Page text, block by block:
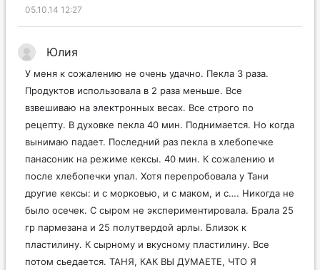
05.10.14 12:27
Юлия
У меня к сожалению не очень удачно. Пекла 3 раза.
Продуктов использовала в 2 раза меньше. Все
взвешиваю на электронных весах. Все строго по
рецепту. В духовке пекла 40 мин. Поднимается. Но когда
вынимаю падает. Последний раз пекла в хлебопечке
панасоник на режиме кексы. 40 мин. К сожалению и
после хлебопечки упал. Хотя перепробовала у Тани
другие кексы: и с морковью, и с маком, и с…. Никогда не
было осечек. С сыром не экспериментировала. Брала 25
гр пармезана и 25 полутвердой арлы. Близок к
пластилину. К сырному и вкусному пластилину. Все
потом сьедается. ТАНЯ, КАК ВЫ ДУМАЕТЕ, ЧТО Я